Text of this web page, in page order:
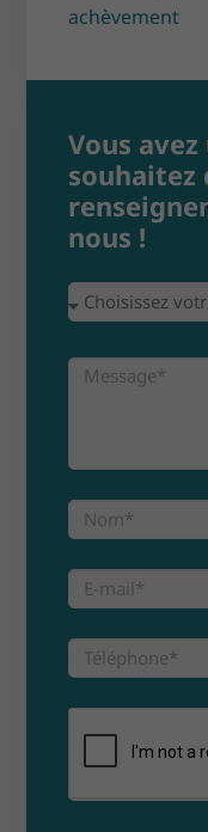
achèvement
Vous
souhaitez
nous !